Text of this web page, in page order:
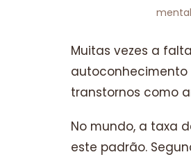
Muitas vezes a
transtornos como
No mundo, a taxa
este padrão.